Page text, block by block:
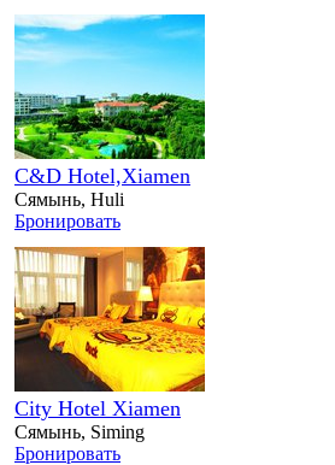
C&D Hotel,Xiamen
Сямынь, Huli
Бронировать
City Hotel Xiamen
Сямынь, Siming
Бронировать